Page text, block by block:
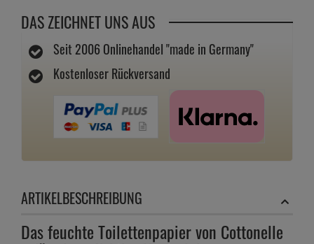
DAS ZEICHNET UNS AUS
Seit 2006 Onlinehandel "made in Germany"
Kostenloser Rückversand
ARTIKELBESCHREIBUNG
Das feuchte Toilettenpapier von Cottonelle